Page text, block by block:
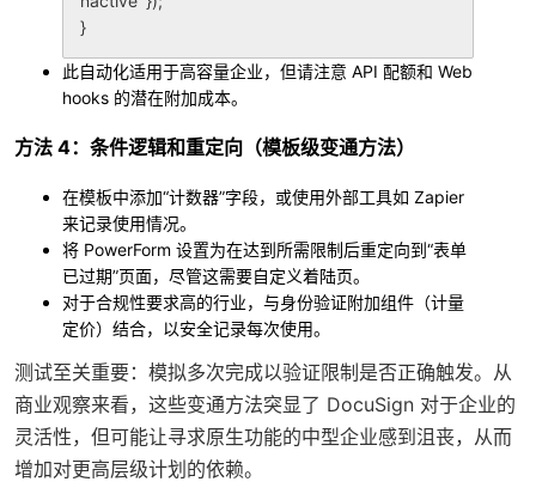
此自动化适用于高容量企业，但请注意 API 配额和 Web
hooks 的潜在附加成本。
方法 4：条件逻辑和重定向（模板级变通方法）
在模板中添加“计数器”字段，或使用外部工具如 Zapier
来记录使用情况。
将 PowerForm 设置为在达到所需限制后重定向到“表单
已过期”页面，尽管这需要自定义着陆页。
对于合规性要求高的行业，与身份验证附加组件（计量
定价）结合，以安全记录每次使用。
测试至关重要：模拟多次完成以验证限制是否正确触发。从
商业观察来看，这些变通方法突显了 DocuSign 对于企业的
灵活性，但可能让寻求原生功能的中型企业感到沮丧，从而
增加对更高层级计划的依赖。